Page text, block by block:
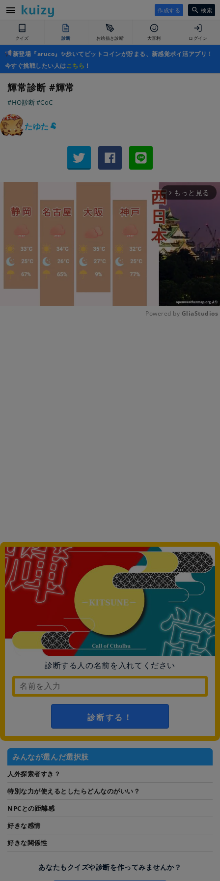
作成する 検索
クイズ 診断 お絵描き診断 大喜利 ログイン
新登場『aruco』✨歩いてビットコインが貯まる、新感覚ポイ活アプリ！
今すぐ挑戦したい人はこちら ！
輝常診断 #輝常
#HO診断#CoC
たゆた🐏
arrow_forward_ios もっと見る
Powered by GliaStudios
診断する人の名前を入れてください
診断する！
みんなが選んだ選択肢
人外探索者すき？
特別な力が使えるとしたらどんなのがいい？
NPCとの距離感
好きな感情
好きな関係性
あなたもクイズや診断を作ってみませんか？